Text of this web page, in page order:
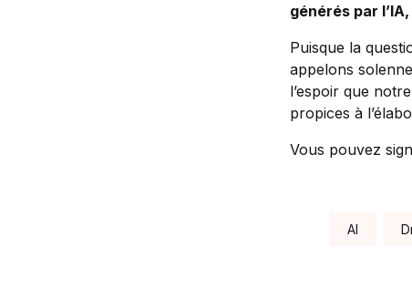
générés par
Puisque la
appelons
l’espoir que
propices à
Vous pouvez
Tags:
AI